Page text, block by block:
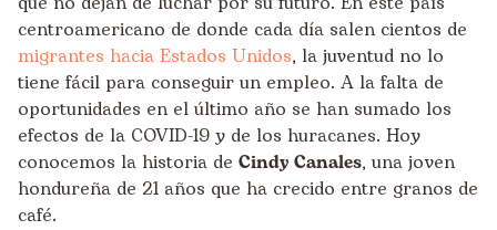
centroamericano de donde cada día salen cientos de
migrantes hacia Estados Unidos, la juventud no lo
tiene fácil para conseguir un empleo. A la falta de
oportunidades en el último año se han sumado los
efectos de la COVID-19 y de los huracanes. Hoy
conocemos la historia de Cindy Canales, una joven
hondureña de 21 años que ha crecido entre granos de
café.